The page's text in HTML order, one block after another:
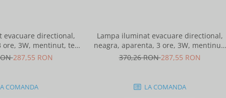
evacuare directional,
ore, 3W, mentinut, test
automat, IP20, Intelight 90385
287,55 RON
COMANDA
Lampa iluminat evacuare directional,
neagra, aparenta, 3 ore, 3W, mentinut,
test automat, IP20, Intelight 90085
370,26 RON287,55 RON
LA COMANDA